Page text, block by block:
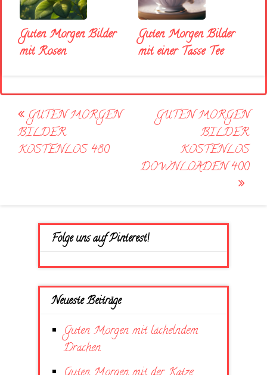
Guten Morgen Bilder
mit Rosen
Guten Morgen Bilder
mit einer Tasse Tee
Post
navigation
GUTEN MORGEN
BILDER
KOSTENLOS 480
GUTEN MORGEN
BILDER
KOSTENLOS
DOWNLOADEN 400
Folge uns auf Pinterest!
Neueste Beiträge
Guten Morgen mit lächelndem
Drachen